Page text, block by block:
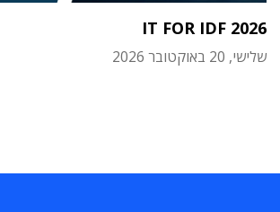
IT FOR IDF 2026
שלישי, 20 באוקטובר 2026